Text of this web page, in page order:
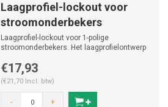
Laagprofiel-lockout voor
stroomonderbekers
Laagprofiel-lockout voor 1-polige
stroomonderbekers. Het laagprofielontwerp
€17,93
(€21,70 Incl. btw)
- +